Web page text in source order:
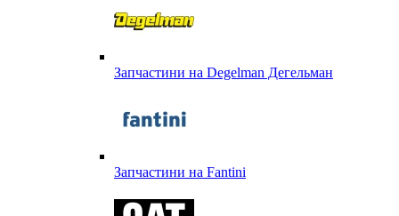
Запчастини на Degelman Дегельман
Запчастини на Fantini